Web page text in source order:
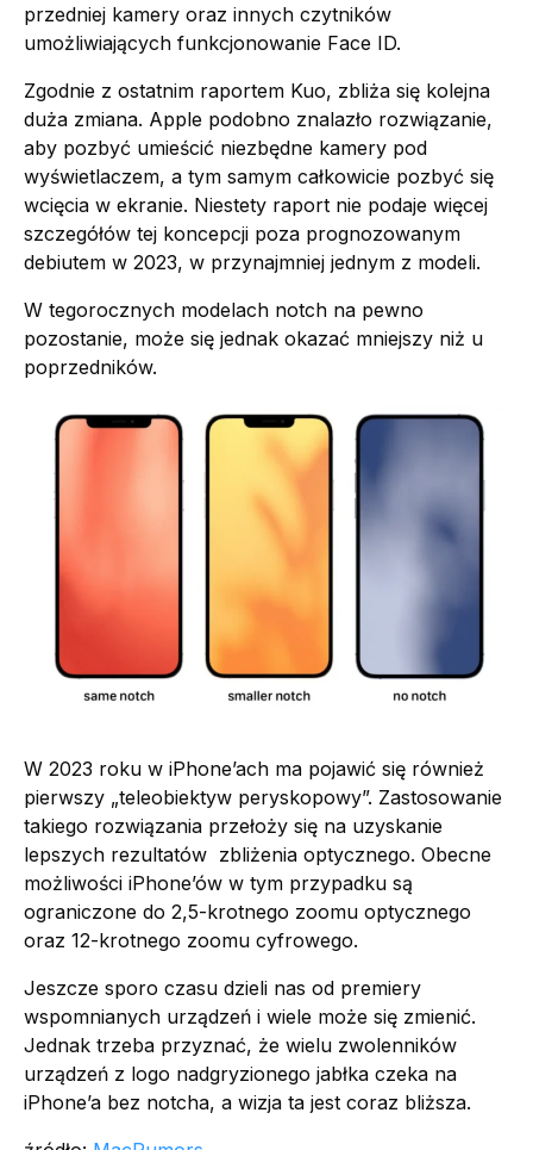
przedniej kamery oraz innych czytników
umożliwiających funkcjonowanie Face ID.
Zgodnie z ostatnim raportem Kuo, zbliża się kolejna
duża zmiana. Apple podobno znalazło rozwiązanie,
aby pozbyć umieścić niezbędne kamery pod
wyświetlaczem, a tym samym całkowicie pozbyć się
wcięcia w ekranie. Niestety raport nie podaje więcej
szczegółów tej koncepcji poza prognozowanym
debiutem w 2023, w przynajmniej jednym z modeli.
W tegorocznych modelach notch na pewno
pozostanie, może się jednak okazać mniejszy niż u
poprzedników.
W 2023 roku w iPhone’ach ma pojawić się również
pierwszy „teleobiektyw peryskopowy”. Zastosowanie
takiego rozwiązania przełoży się na uzyskanie
lepszych rezultatów zbliżenia optycznego. Obecne
możliwości iPhone’ów w tym przypadku są
ograniczone do 2,5-krotnego zoomu optycznego
oraz 12-krotnego zoomu cyfrowego.
Jeszcze sporo czasu dzieli nas od premiery
wspomnianych urządzeń i wiele może się zmienić.
Jednak trzeba przyznać, że wielu zwolenników
urządzeń z logo nadgryzionego jabłka czeka na
iPhone’a bez notcha, a wizja ta jest coraz bliższa.